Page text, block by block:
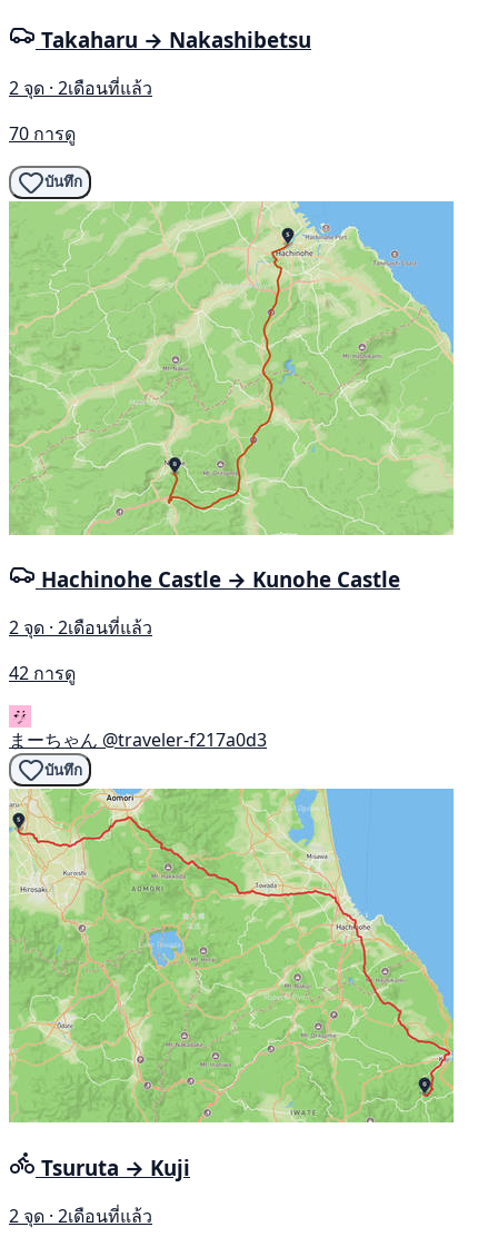
Takaharu → Nakashibetsu
2 จุด · 2เดือนที่แล้ว
70 การดู
บันทึก
Hachinohe Castle → Kunohe Castle
2 จุด · 2เดือนที่แล้ว
42 การดู
まーちゃん @traveler-f217a0d3
บันทึก
Tsuruta → Kuji
2 จุด · 2เดือนที่แล้ว